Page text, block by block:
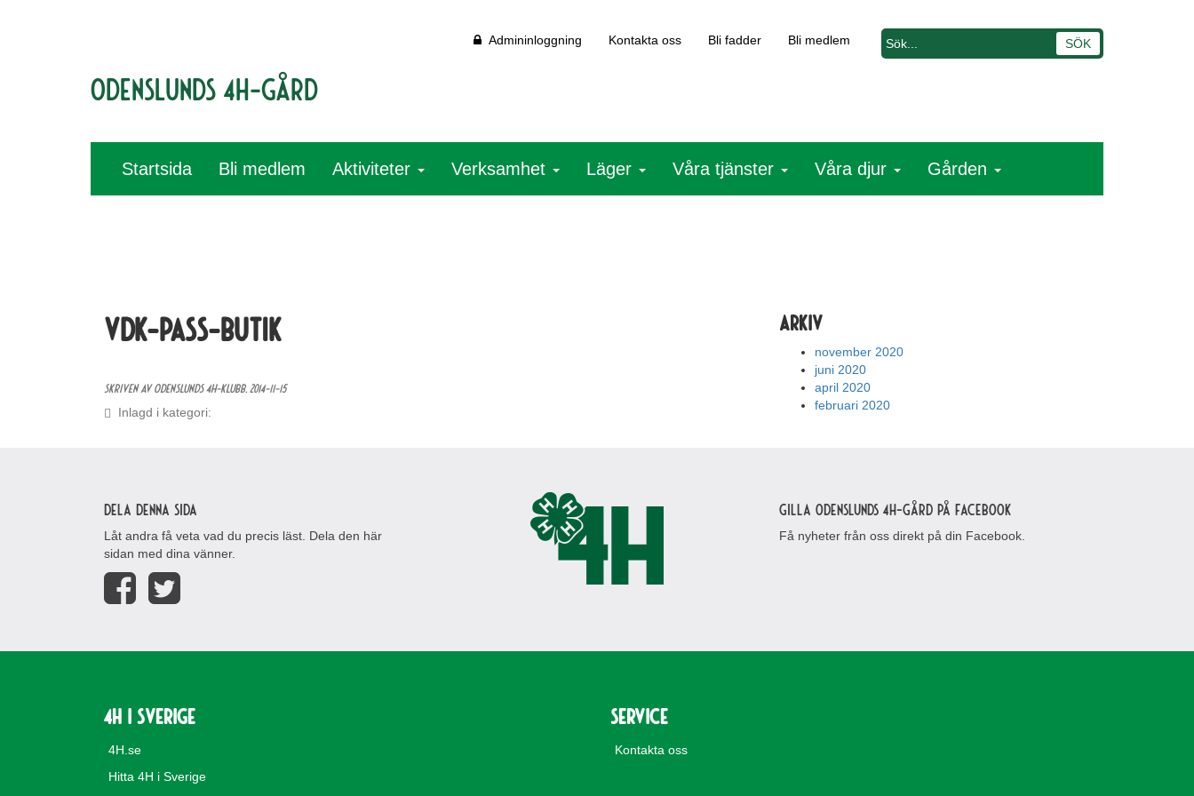
Odenslunds 4H-gård
Admininloggning Kontakta oss Bli fadder Bli medlem
Startsida Bli medlem Aktiviteter Verksamhet Läger Våra tjänster Våra djur Gården
vdk-pass-butik
Skriven av Odenslunds 4H-klubb,2014-11-15
Inlagd i kategori:
Arkiv
november 2020
juni 2020
april 2020
februari 2020
Dela denna sida
Låt andra få veta vad du precis läst. Dela den här
sidan med dina vänner.
Gilla Odenslunds 4H-gård på Facebook
Få nyheter från oss direkt på din Facebook.
4H i Sverige
4H.se
Hitta 4H i Sverige
Service
Kontakta oss